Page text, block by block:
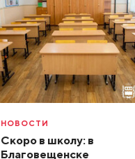
НОВОСТИ
Скоро в школу: в
Благовещенске